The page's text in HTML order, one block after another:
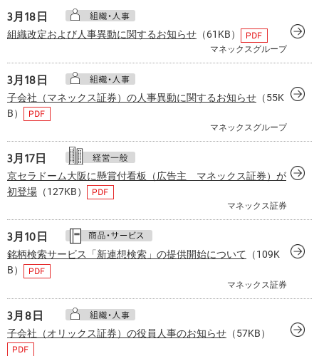
3月18日
組織改定および人事異動に関するお知らせ （61KB）
マネックスグループ
3月18日
子会社（マネックス証券）の人事異動に関するお知らせ （55K
B）
マネックスグループ
3月17日
京セラドーム大阪に懸賞付看板（広告主 マネックス証券）が
初登場 （127KB）
マネックス証券
3月10日
銘柄検索サービス「新連想検索」の提供開始について （109K
B）
マネックス証券
3月8日
子会社（オリックス証券）の役員人事のお知らせ （57KB）